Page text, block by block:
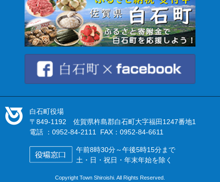
白石町役場
〒849-1192 佐賀県杵島郡白石町大字福田1247番地1
電話 ：0952-84-2111 FAX：0952-84-6611
午前8時30分～午後5時15分まで
土・日・祝日・年末年始を除く
Copyright Town Shiroishi. All Rights Reserved.